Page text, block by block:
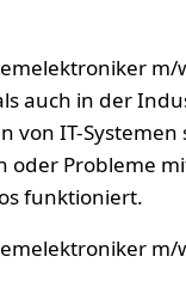
auch in der
von IT-
oder Probleme
funktioniert.